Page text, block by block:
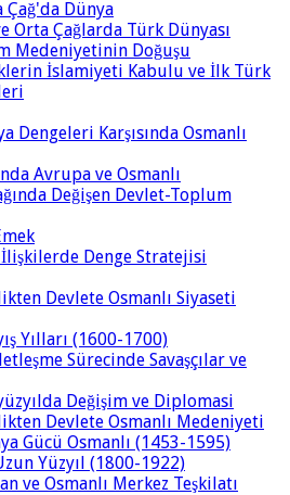
Çağ'da Dünya
Orta Çağlarda Türk Dünyası
Medeniyetinin Doğuşu
İslamiyeti Kabulu ve İlk Türk
Dengeleri Karşısında Osmanlı
Avrupa ve Osmanlı
Değişen Devlet-Toplum
Denge Stratejisi
Devlete Osmanlı Siyaseti
Yılları (1600-1700)
Sürecinde Savaşçılar ve
Değişim ve Diplomasi
Devlete Osmanlı Medeniyeti
Gücü Osmanlı (1453-1595)
Yüzyıl (1800-1922)
ve Osmanlı Merkez Teşkilatı